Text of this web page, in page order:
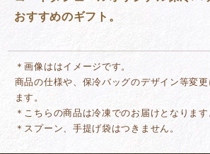
おすすめのギフト。
＊画像ははイメージです。
商品の仕様や、保冷バッグのデザイン等変
ます。
＊こちらの商品は冷凍でのお届けとなります
＊スプーン、手提げ袋はつきません。